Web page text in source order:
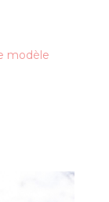
modèle